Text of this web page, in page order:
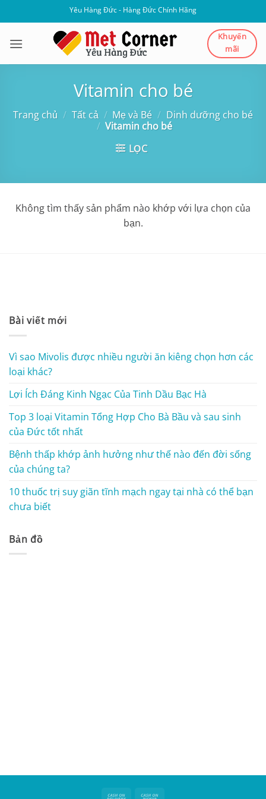
qua
dung
Yêu Hàng Đức - Hàng Đức Chính Hãng
Khuyến
mãi
Vitamin cho bé
Trang chủ / Tất cả / Mẹ và Bé / Dinh dưỡng cho bé
/ Vitamin cho bé
LỌC
Không tìm thấy sản phẩm nào khớp với lựa chọn của
bạn.
Bài viết mới
Vì sao Mivolis được nhiều người ăn kiêng chọn hơn các
loại khác?
Lợi Ích Đáng Kinh Ngạc Của Tinh Dầu Bạc Hà
Top 3 loại Vitamin Tổng Hợp Cho Bà Bầu và sau sinh
của Đức tốt nhất
Bệnh thấp khớp ảnh hưởng như thế nào đến đời sống
của chúng ta?
10 thuốc trị suy giãn tĩnh mạch ngay tại nhà có thể bạn
chưa biết
Bản đồ
Cash